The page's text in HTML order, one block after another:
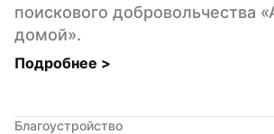
поискового добровольчества
домой».
Подробнее >
Благоустройство